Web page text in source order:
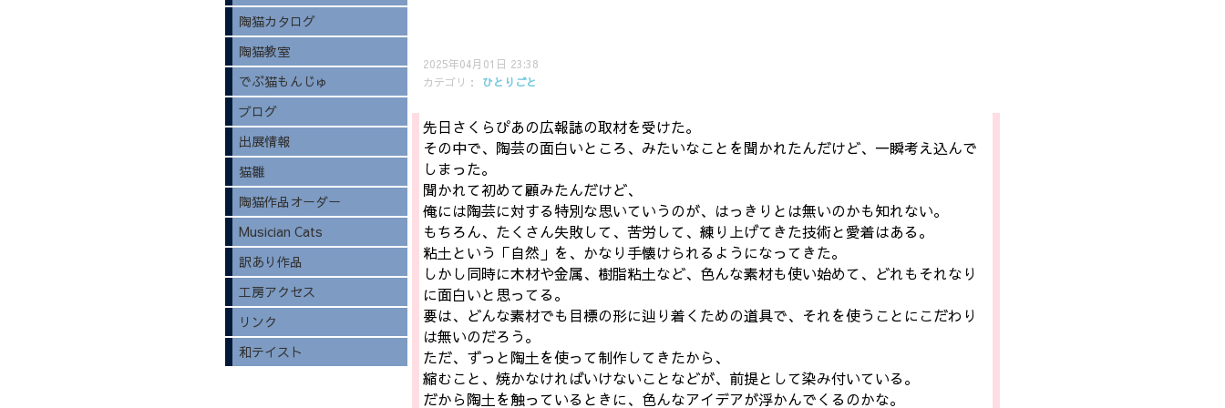
2025年04月01日 23:38
カテゴリ：
ひとりごと
先日さくらぴあの広報誌の取材を受けた。
その中で、陶芸の面白いところ、みたいなことを聞かれたんだけど、一瞬考え込んで
しまった。
聞かれて初めて顧みたんだけど、
俺には陶芸に対する特別な思いていうのが、はっきりとは無いのかも知れない。
もちろん、たくさん失敗して、苦労して、練り上げてきた技術と愛着はある。
粘土という「自然」を、かなり手懐けられるようになってきた。
しかし同時に木材や金属、樹脂粘土など、色んな素材も使い始めて、どれもそれなり
に面白いと思ってる。
要は、どんな素材でも目標の形に辿り着くための道具で、それを使うことにこだわり
は無いのだろう。
ただ、ずっと陶土を使って制作してきたから、
縮むこと、焼かなければいけないことなどが、前提として染み付いている。
だから陶土を触っているときに、色んなアイデアが浮かんでくるのかな。
陶猫カタログ
陶猫教室
でぶ猫もんじゅ
ブログ
出展情報
猫雛
陶猫作品オーダー
Musician Cats
訳あり作品
工房アクセス
リンク
和テイスト